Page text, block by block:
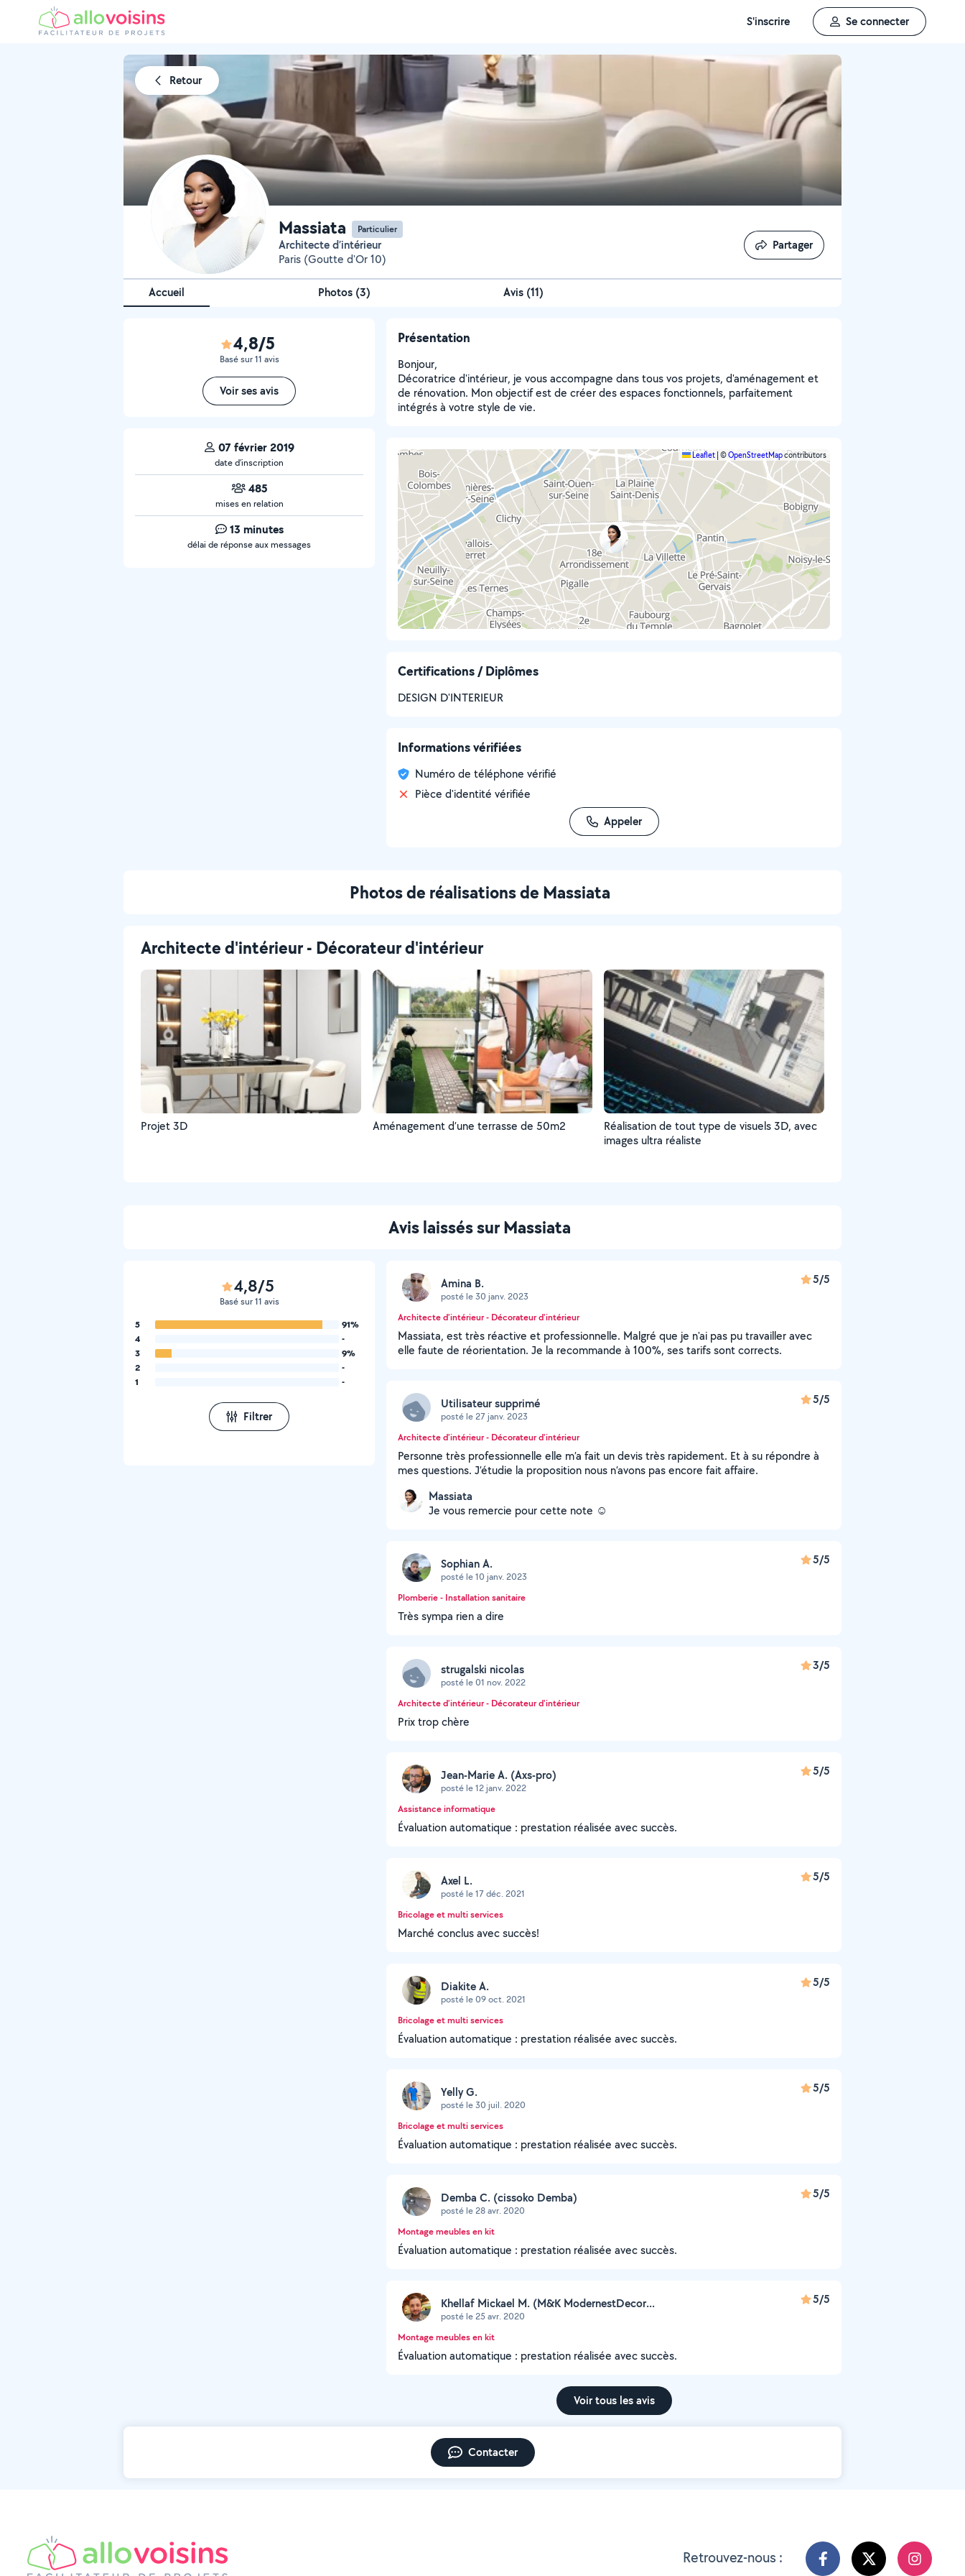
S'inscrire Se connecter
Retour
Massiata Particulier
Architecte d’intérieur
Paris (Goutte d'Or 10)
Partager
Partager
Accueil Photos (3) Avis (11)
4,8/5
Basé sur 11 avis
Voir ses avis
07 février 2019
date d’inscription
485
mises en relation
13 minutes
délai de réponse aux messages
Présentation
Bonjour,
Décoratrice d'intérieur, je vous accompagne dans tous vos projets, d'aménagement et
de rénovation. Mon objectif est de créer des espaces fonctionnels, parfaitement
intégrés à votre style de vie.
Leaflet ©OpenStreetMapcontributors
Certifications / Diplômes
DESIGN D'INTERIEUR
Informations vérifiées
Numéro de téléphone vérifié
Pièce d'identité vérifiée
Appeler
Photos de réalisations de Massiata
Architecte d'intérieur - Décorateur d'intérieur
Projet 3D Aménagement d’une terrasse de 50m2
Réalisation de tout type de visuels 3D, avec
images ultra réaliste
Avis laissés sur Massiata
4,8/5
Basé sur 11 avis
5
91%
4
-
3
9%
2
-
1
-
Filtrer
Amina B.
posté le 30 janv. 2023
5/5
Architecte d'intérieur - Décorateur d'intérieur
Massiata, est très réactive et professionnelle. Malgré que je n'ai pas pu travailler avec
elle faute de réorientation. Je la recommande à 100%, ses tarifs sont corrects.
Utilisateur supprimé
posté le 27 janv. 2023
5/5
Architecte d'intérieur - Décorateur d'intérieur
Personne très professionnelle elle m’a fait un devis très rapidement. Et à su répondre à
mes questions. J’étudie la proposition nous n’avons pas encore fait affaire.
Massiata
Je vous remercie pour cette note ☺️
Sophian A.
posté le 10 janv. 2023
5/5
Plomberie - Installation sanitaire
Très sympa rien a dire
strugalski nicolas
posté le 01 nov. 2022
3/5
Architecte d'intérieur - Décorateur d'intérieur
Prix trop chère
Jean-Marie A. (Axs-pro)
posté le 12 janv. 2022
5/5
Assistance informatique
Évaluation automatique : prestation réalisée avec succès.
Axel L.
posté le 17 déc. 2021
5/5
Bricolage et multi services
Marché conclus avec succès!
Diakite A.
posté le 09 oct. 2021
5/5
Bricolage et multi services
Évaluation automatique : prestation réalisée avec succès.
Yelly G.
posté le 30 juil. 2020
5/5
Bricolage et multi services
Évaluation automatique : prestation réalisée avec succès.
Demba C. (cissoko Demba)
posté le 28 avr. 2020
5/5
Montage meubles en kit
Évaluation automatique : prestation réalisée avec succès.
Khellaf Mickael M. (M&K ModernestDecor...
posté le 25 avr. 2020
5/5
Montage meubles en kit
Évaluation automatique : prestation réalisée avec succès.
Voir tous les avis
Contacter
Retrouvez-nous :